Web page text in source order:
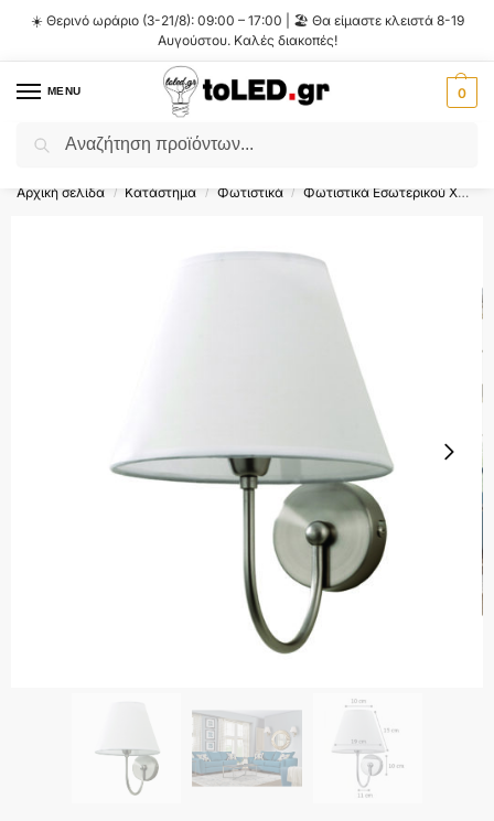
☀️ Θερινό ωράριο (3-21/8): 09:00 – 17:00 | 🏖️ Θα είμαστε κλειστά 8-19
Αυγούστου. Καλές διακοπές!
MENU 0
Flash Sale ⚡ 10% Έκπτωση με τον κωδικό
Αρχική σελίδα / Κατάστημα / Φωτιστικά / Φωτιστικά Εσωτερικού Χώρου